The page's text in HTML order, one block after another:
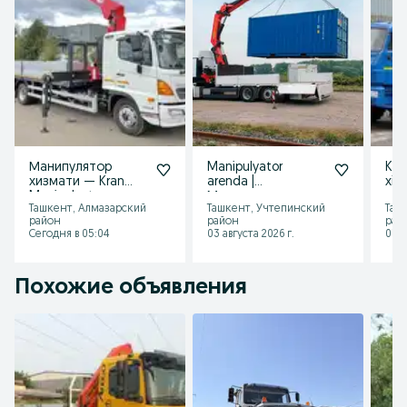
Манипулятор
хизмати — Kran
xizmati — Аренда
Манипулятора
Ташкент, Алмазарский
район
Сегодня в 05:04
Manipulyator
arenda |
хизмати! Услуга
манипулятора
Ташкент, Учтепинский
район
03 августа 2026 г.
01
Похожие объявления